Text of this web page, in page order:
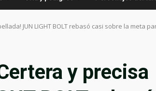
JUN LIGHT BOLT rebasó casi sobre la meta
y precisa